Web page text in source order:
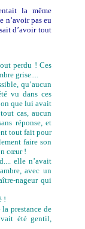
la même
n’avoir pas eu
d’avoir tout
perdu ! Ces
grise....
qu’aucun
vu dans ces
que lui avait
cas, aucun
réponse, et
tout fait pour
faire son
cœur !
elle n’avait
avec un
nageur qui
!
prestance de
été gentil,